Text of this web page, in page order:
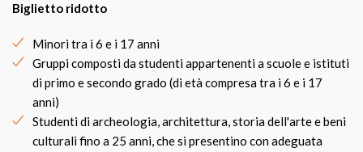
Biglietto ridotto
Minori tra i 6 e i 17 anni
Gruppi composti da studenti appartenenti a scuole e istituti
di primo e secondo grado (di età compresa tra i 6 e i 17
anni)
Studenti di archeologia, architettura, storia dell'arte e beni
culturali fino a 25 anni, che si presentino con adeguata